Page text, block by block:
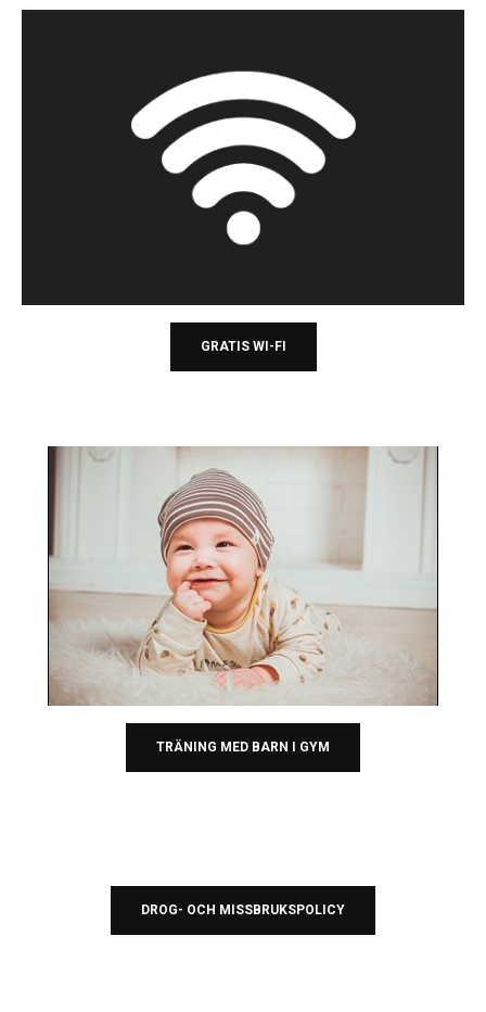
GRATIS WI-FI
TRÄNING MED BARN I GYM
DROG- OCH MISSBRUKSPOLICY